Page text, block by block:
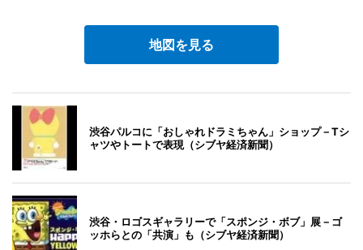
地図を見る
渋谷パルコに「おしゃれドラミちゃん」ショップ－Tシ
ャツやトートで表現（シブヤ経済新聞）
渋谷・ロゴスギャラリーで「スポンジ・ボブ」展－ゴ
ッホらとの「共演」も（シブヤ経済新聞）